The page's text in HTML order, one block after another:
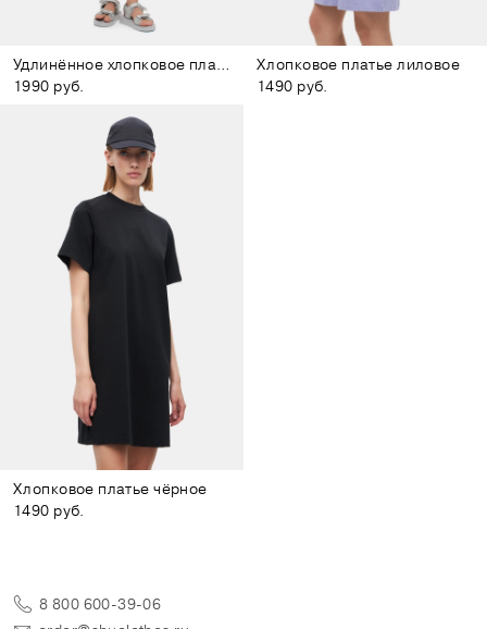
Удлинённое хлопковое платье тёмно-синее
1990 руб.
Хлопковое платье лиловое
1490 руб.
Хлопковое платье чёрное
1490 руб.
8 800 600-39-06